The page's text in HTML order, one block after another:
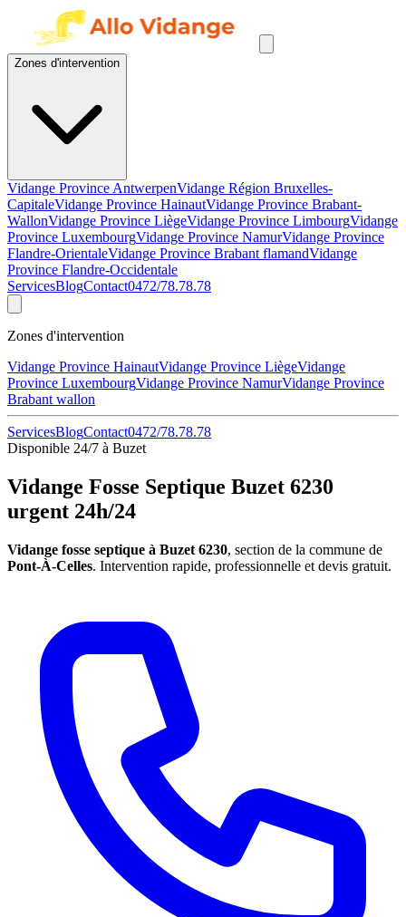
Zones d'intervention
Vidange Province AntwerpenVidange Région Bruxelles-
CapitaleVidange Province HainautVidange Province Brabant-
WallonVidange Province LiègeVidange Province LimbourgVidange
Province LuxembourgVidange Province NamurVidange Province
Flandre-OrientaleVidange Province Brabant flamandVidange
Province Flandre-Occidentale
ServicesBlogContact0472/78.78.78
Zones d'intervention
Vidange Province HainautVidange Province LiègeVidange
Province LuxembourgVidange Province NamurVidange Province
Brabant wallon
ServicesBlogContact0472/78.78.78
Disponible 24/7 à Buzet
Vidange Fosse Septique Buzet 6230
urgent 24h/24
Vidange fosse septique à Buzet 6230, section de la commune de
Pont-À-Celles. Intervention rapide, professionnelle et devis gratuit.